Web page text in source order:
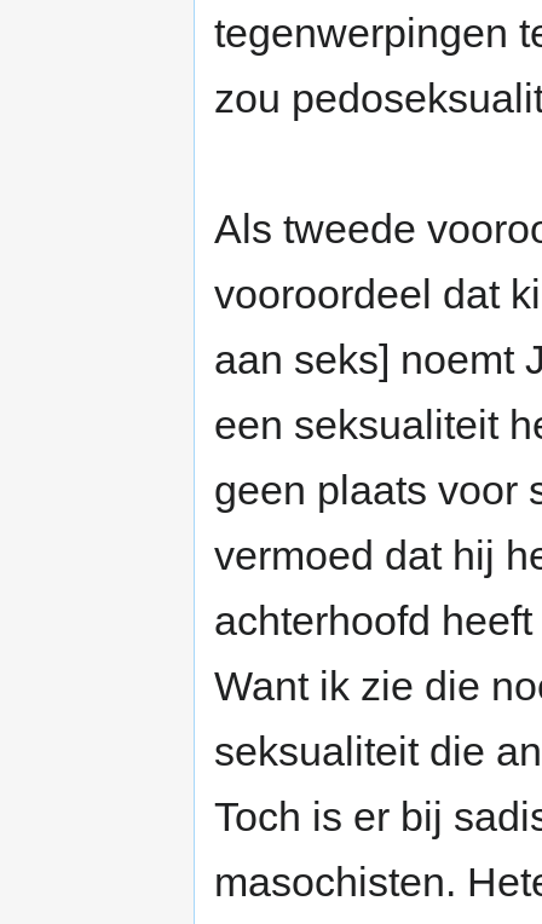
tegenwerpingen
zou
Als tweede
vooroordeel dat
aan seks] noemt
een seksualiteit
geen plaats voor
vermoed dat hij
achterhoofd
Want ik zie die
seksualiteit die
Toch is er bij
masochisten.